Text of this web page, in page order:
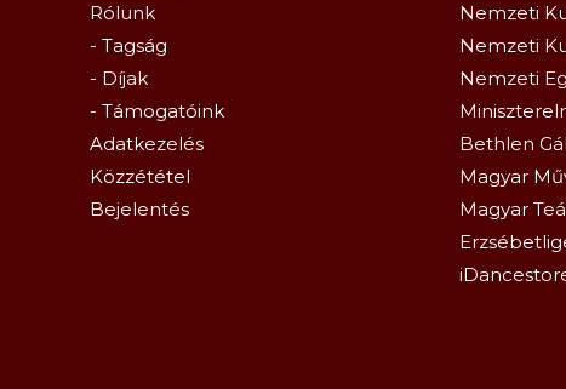
Rólunk
- Tagság
- Díjak
- Támogatóink
Adatkezelés
Közzététel
Bejelentés
Nemzeti
Nemzeti
Nemzeti
Bethlen
Magyar
Magyar